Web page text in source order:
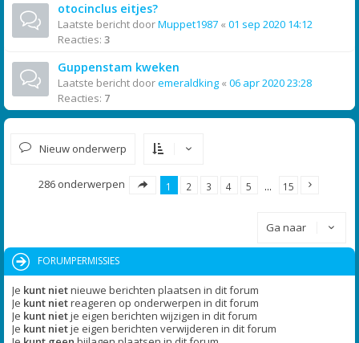
otocinclus eitjes?
Laatste bericht doorMuppet1987 « 01 sep 2020 14:12
Reacties: 3
Guppenstam kweken
Laatste bericht dooremeraldking « 06 apr 2020 23:28
Reacties: 7
Nieuw onderwerp
286 onderwerpen 1 2 3 4 5 … 15
Ga naar
FORUMPERMISSIES
Je kunt nietnieuwe berichten plaatsen in dit forum
Je kunt nietreageren op onderwerpen in dit forum
Je kunt nietje eigen berichten wijzigen in dit forum
Je kunt nietje eigen berichten verwijderen in dit forum